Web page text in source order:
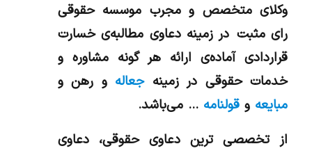
وکلای متخصص و مجرب موسسه حقوقی
رای مثبت در زمینه دعاوی مطالبه‌ی خسارت
قراردادی آماده‌ی ارائه هر گونه مشاوره و
خدمات حقوقی در زمینهجعاله و رهن و
مبایعه وقولنامه … می‌باشد.
از تخصصی ترین دعاوی حقوقی، دعاوی